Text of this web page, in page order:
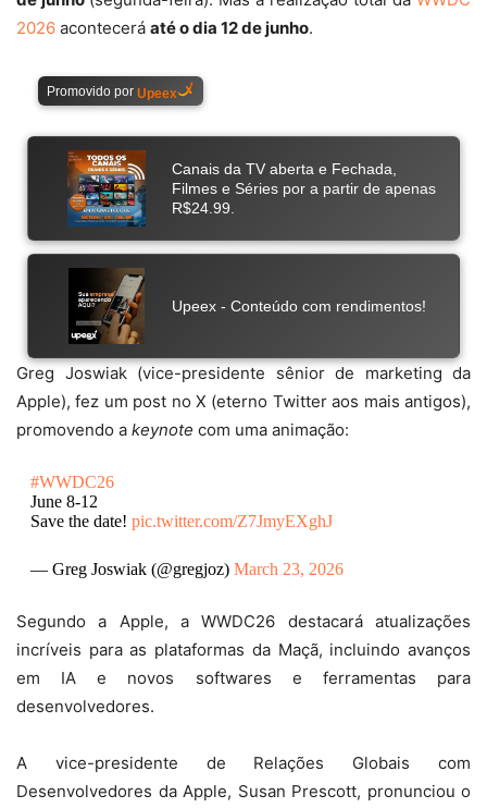
2026 acontecerá até o dia 12 de junho.
Greg Joswiak (vice-presidente sênior de marketing da
Apple), fez um post no X (eterno Twitter aos mais antigos),
promovendo a keynote com uma animação:
#WWDC26
June 8-12
Save the date! pic.twitter.com/Z7JmyEXghJ
— Greg Joswiak (@gregjoz) March 23, 2026
Segundo a Apple, a WWDC26 destacará atualizações
incríveis para as plataformas da Maçã, incluindo avanços
em IA e novos softwares e ferramentas para
desenvolvedores.
A vice-presidente de Relações Globais com
Desenvolvedores da Apple, Susan Prescott, pronunciou o